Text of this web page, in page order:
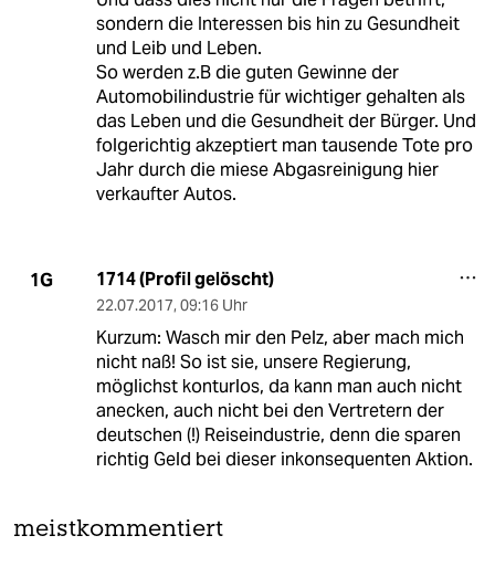
sondern die Interessen bis hin zu Gesundheit
und Leib und Leben.
So werden z.B die guten Gewinne der
Automobilindustrie für wichtiger gehalten als
das Leben und die Gesundheit der Bürger. Und
folgerichtig akzeptiert man tausende Tote pro
Jahr durch die miese Abgasreinigung hier
verkaufter Autos.
1G 1714 (Profil gelöscht)
22.07.2017, 09:16 Uhr
Kurzum: Wasch mir den Pelz, aber mach mich
nicht naß! So ist sie, unsere Regierung,
möglichst konturlos, da kann man auch nicht
anecken, auch nicht bei den Vertretern der
deutschen (!) Reiseindustrie, denn die sparen
richtig Geld bei dieser inkonsequenten Aktion.
meistkommentiert